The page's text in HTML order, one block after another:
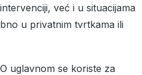
već i u situacijama
u privatnim tvrtkama ili
uglavnom se koriste za